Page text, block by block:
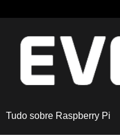
Tudo sobre Raspberry Pi